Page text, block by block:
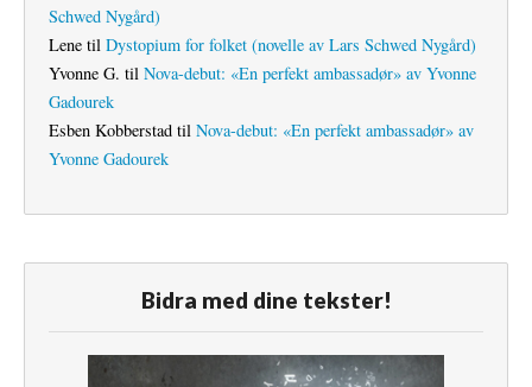
Schwed Nygård)
Lene til Dystopium for folket (novelle av Lars Schwed Nygård)
Yvonne G. til Nova-debut: «En perfekt ambassadør» av Yvonne
Gadourek
Esben Kobberstad til Nova-debut: «En perfekt ambassadør» av
Yvonne Gadourek
Bidra med dine tekster!